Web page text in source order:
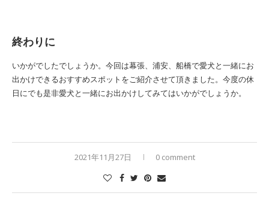
終わりに
いかがでしたでしょうか。今回は幕張、浦安、船橋で愛犬と一緒にお
出かけできるおすすめスポットをご紹介させて頂きました。今度の休
日にでも是非愛犬と一緒にお出かけしてみてはいかがでしょうか。
2021年11月27日 0 comment